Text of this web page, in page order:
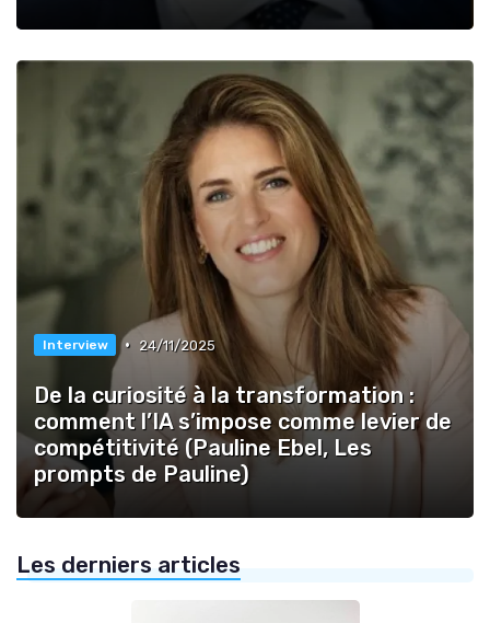
Interview • 24/11/2025
De la curiosité à la transformation :
comment l’IA s’impose comme levier de
compétitivité (Pauline Ebel, Les
prompts de Pauline)
Les derniers articles